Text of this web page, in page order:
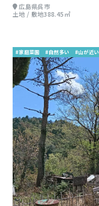
広島県呉市
土地 / 敷地388.45㎡
#家庭菜園 #自然多い #山が近い